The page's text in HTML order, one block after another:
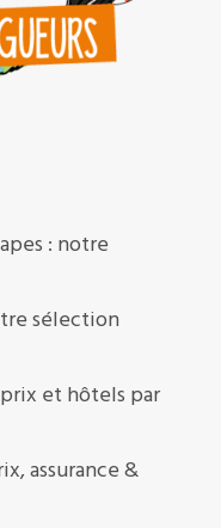
: notre
sélection
et hôtels par
assurance &